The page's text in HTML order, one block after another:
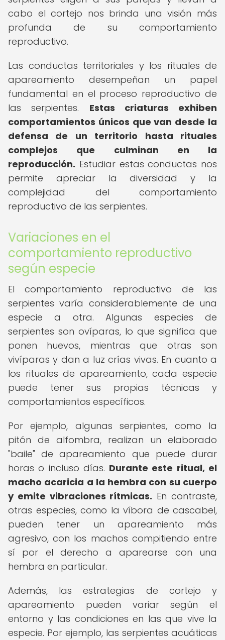
cabo el cortejo nos brinda una visión más
profunda de su comportamiento
reproductivo.
Las conductas territoriales y los rituales de
apareamiento desempeñan un papel
fundamental en el proceso reproductivo de
las serpientes. Estas criaturas exhiben
comportamientos únicos que van desde la
defensa de un territorio hasta rituales
complejos que culminan en la
reproducción. Estudiar estas conductas nos
permite apreciar la diversidad y la
complejidad del comportamiento
reproductivo de las serpientes.
Variaciones en el
comportamiento reproductivo
según especie
El comportamiento reproductivo de las
serpientes varía considerablemente de una
especie a otra. Algunas especies de
serpientes son ovíparas, lo que significa que
ponen huevos, mientras que otras son
vivíparas y dan a luz crías vivas. En cuanto a
los rituales de apareamiento, cada especie
puede tener sus propias técnicas y
comportamientos específicos.
Por ejemplo, algunas serpientes, como la
pitón de alfombra, realizan un elaborado
"baile" de apareamiento que puede durar
horas o incluso días. Durante este ritual, el
macho acaricia a la hembra con su cuerpo
y emite vibraciones rítmicas. En contraste,
otras especies, como la víbora de cascabel,
pueden tener un apareamiento más
agresivo, con los machos compitiendo entre
sí por el derecho a aparearse con una
hembra en particular.
Además, las estrategias de cortejo y
apareamiento pueden variar según el
entorno y las condiciones en las que vive la
especie. Por ejemplo, las serpientes acuáticas